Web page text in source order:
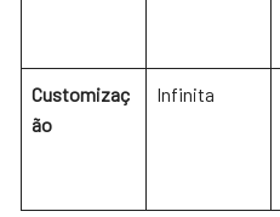
Customizaç
ão
Infinita